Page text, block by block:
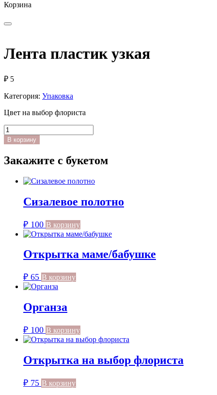
Корзина
Лента пластик узкая
₽ 5
Категория: Упаковка
Цвет на выбор флориста
Количество
товара
Лента
пластик
узкая
В корзину
Закажите с букетом
Сизалевое полотно
₽ 100 В корзину
Открытка маме/бабушке
₽ 65 В корзину
Органза
₽ 100 В корзину
Открытка на выбор флориста
₽ 75 В корзину